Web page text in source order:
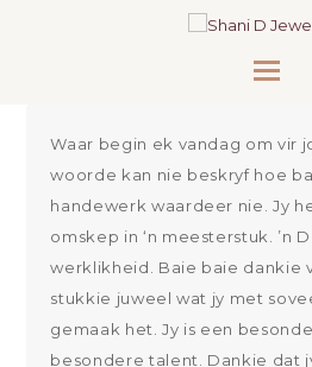
Waar begin ek vandag om vir
woorde kan nie beskryf hoe
handewerk waardeer nie. Jy
omskep in ‘n meesterstuk. ’n
werklikheid. Baie baie dankie
stukkie juweel wat jy met
gemaak het. Jy is een
besondere talent. Dankie dat